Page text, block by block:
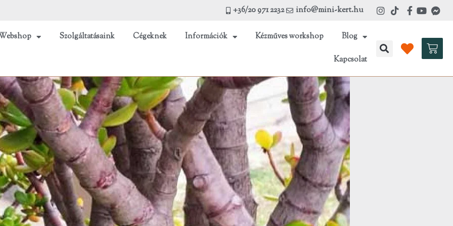
+36/20 971 2232 info@mini-kert.hu
Szolgáltatásaink Cégeknek Információk Kézműves workshop Blog
Kapcsolat